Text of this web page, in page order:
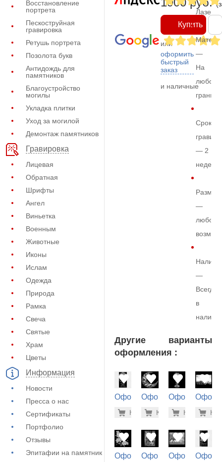
Восстановление
портрета
Пескоструйная
гравировка
Ретушь портрета
Позолота букв
Антидождь для
памятников
Благоустройство
могилы
Укладка плитки
Уход за могилой
Демонтаж памятников
Гравировка
Лицевая
Обратная
Шрифты
Ангел
Виньетка
Военным
Животные
Иконы
Ислам
Одежда
Природа
Рамка
Свеча
Святые
Храм
Цветы
Информация
Новости
Пресса о нас
Сертификаты
Портфолио
Отзывы
Эпитафии на памятник
Купить
или
оформить
быстрый
заказ
и наличные
—
На
любом
граните
Срок
— 2
недели
Размер
—
любой
—
Всегда
в
Другие варианты
оформления :
Оформление
(72-872)
-7% 5.600
Купить
Оформление
(72-410)
-7%
Купить
Оформление
(71-150)
-
Купить(72-
ОформлениеОформлениеОформление